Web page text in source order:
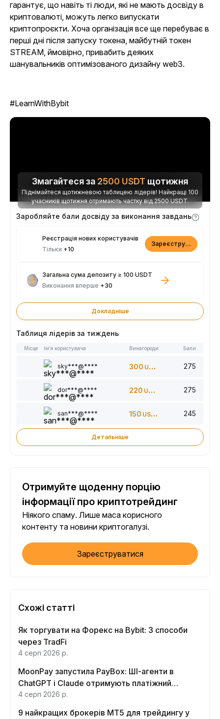
гарантує, що навіть ті люди, які не мають досвіду в
криптовалюті, можуть легко випускати
криптопроєкти. Хоча організація все ще перебуває в
перші дні після запуску токена, майбутній токен
STREAM, ймовірно, привабить деяких
шанувальників оптимізованого дизайну web3.
#LearnWithBybit
Змагайтеся за 2500 USDT щотижня
Піднімайтеся щотижневою таблицею лідерів! Найкращі 100
учасників щотижня отримають частку від 2500 USDT.
Заробляйте бали досвіду за виконання завдань
Реєстрація нових користувачів
Тільки +10
Зареєструватися
Загальна сума депозиту ≥ 100 USDT
Виконання вперше +30
Докладніше
Таблиця лідерів за тиждень
Місце Ім’я користувача Винагороди Бали
sky***@**** 300 USDT 275
dor***@**** 220 USDT 275
san***@**** 150 USDT 245
Детальніше
Отримуйте щоденну порцію
інформації про криптотрейдинг
Ніякого спаму. Лише маса корисного
контенту та новини криптогалузі.
Зареєструватися
Схожі статті
Як торгувати на Форекс на Bybit: 3 способи
через TradFi
4 серп 2026 р.
MoonPay запустила PayBox: ШІ-агенти в
ChatGPT і Claude отримують платіжний
інтерфейс
4 серп 2026 р.
9 найкращих брокерів MT5 для трейдингу у